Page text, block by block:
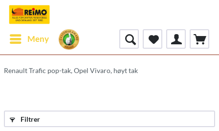
Meny
Renault Trafic pop-tak, Opel Vivaro, høyt tak
Filtrer